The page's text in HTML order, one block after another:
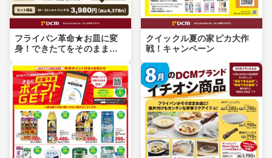
フライパン革命★お皿に変
身！できたてをそのまま食
クイックル夏の家ピカ大作
戦！キャンペーン